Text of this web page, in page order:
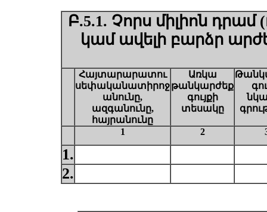
Բ.5.1. Չորս միլիոն
կամ ավելի բարձր
Հայտարարատու
սեփականատիրոջ
անունը,
ազգանունը,
հայրանունը
Առկա
թանկարժեք
գույքի
տեսակը
1 2
1.
2.